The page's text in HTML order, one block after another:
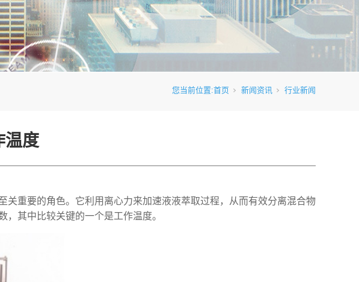
您当前位置:首页 新闻资讯 行业新闻
温度
关重要的角色。它利用离心力来加速液液萃取过程，从而有效分离混合物
其中比较关键的一个是工作温度。